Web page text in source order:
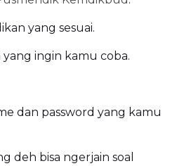
yang sesuai.
ingin kamu coba.
dan password yang kamu
deh bisa ngerjain soal